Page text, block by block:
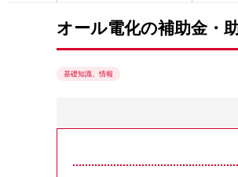
オール電化の補助金・
基礎知識、情報